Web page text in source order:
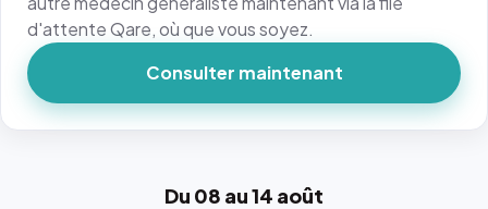
Du 08 au 14 août
d'attente Qare, où que vous soyez.
Consulter maintenant